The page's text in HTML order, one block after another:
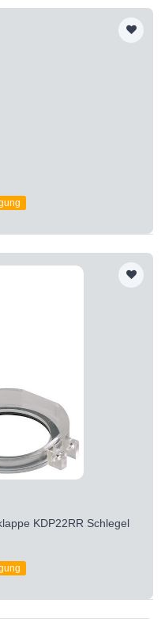
KDP22RR Schlegel